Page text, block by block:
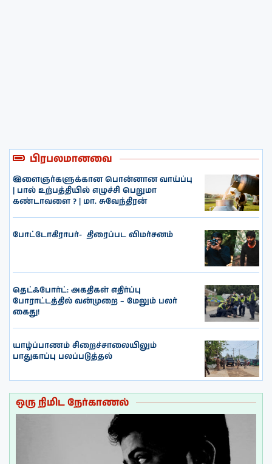
பிரபலமானவை
இளைஞர்களுக்கான பொன்னான வாய்ப்பு
| பால் உற்பத்தியில் எழுச்சி பெறுமா
கண்டாவளை ? | மா. சுவேந்திரன்
போட்டோகிராபர்- ‌ திரைப்பட விமர்சனம்
தெட்ஃபோர்ட்: அகதிகள் எதிர்ப்பு
போராட்டத்தில் வன்முறை – மேலும் பலர்
கைது!
யாழ்ப்பாணம் சிறைச்சாலையிலும்
பாதுகாப்பு பலப்படுத்தல்
ஒரு நிமிட நேர்காணல்